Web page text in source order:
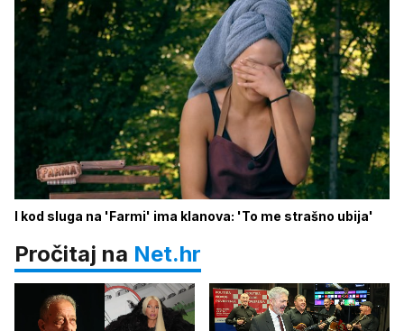
I kod sluga na 'Farmi' ima klanova: 'To me strašno ubija'
Pročitaj na Net.hr